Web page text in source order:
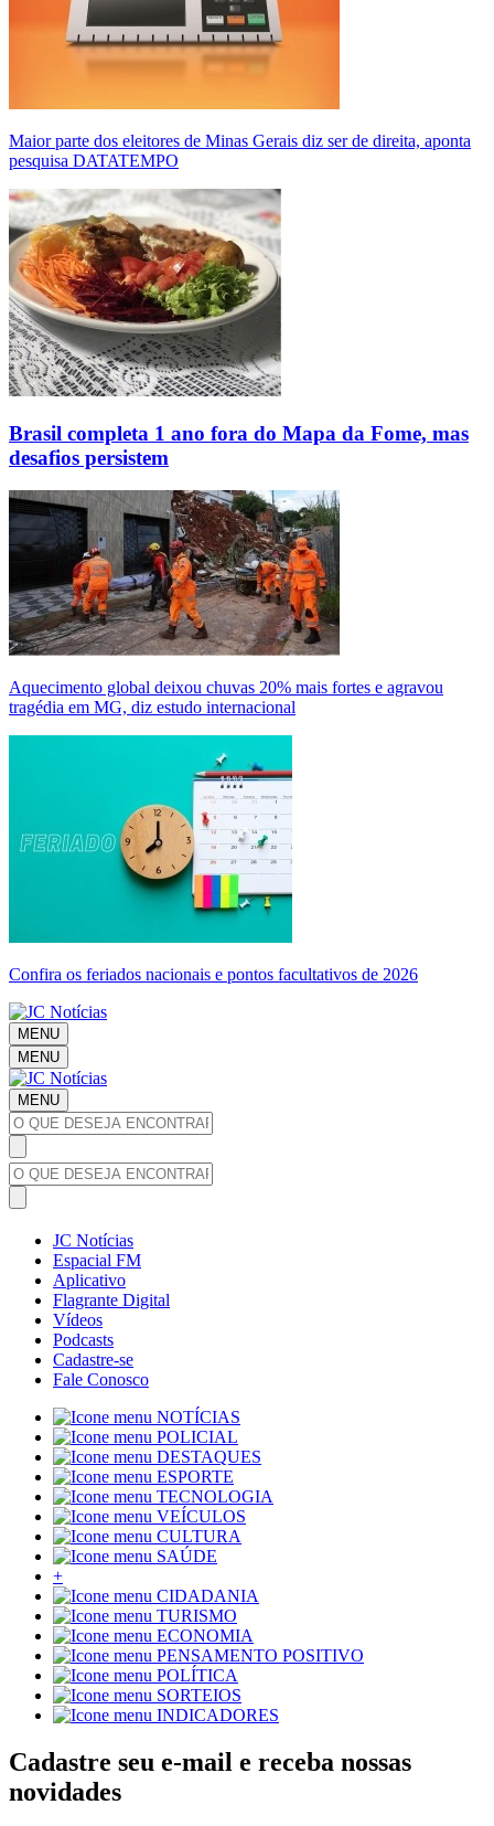
Maior parte dos eleitores de Minas Gerais diz ser de direita, aponta
pesquisa DATATEMPO
Brasil completa 1 ano fora do Mapa da Fome, mas
desafios persistem
Aquecimento global deixou chuvas 20% mais fortes e agravou
tragédia em MG, diz estudo internacional
Confira os feriados nacionais e pontos facultativos de 2026
MENU
MENU
MENU
JC Notícias
Espacial FM
Aplicativo
Flagrante Digital
Vídeos
Podcasts
Cadastre-se
Fale Conosco
NOTÍCIAS
POLICIAL
DESTAQUES
ESPORTE
TECNOLOGIA
VEÍCULOS
CULTURA
SAÚDE
+
CIDADANIA
TURISMO
ECONOMIA
PENSAMENTO POSITIVO
POLÍTICA
SORTEIOS
INDICADORES
Cadastre seu e-mail e receba nossas
novidades